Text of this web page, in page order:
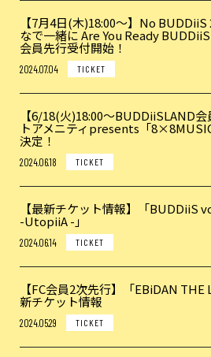
【7月4日(木)18:00〜】No
なで一緒に Are You Ready
会員先行受付開始！
2024.07.04 TICKET
【6/18(火)18:00〜BUDDiiSLAND
トアメニティpresents「
決定！
2024.06.18 TICKET
【最新チケット情報】「BUDDiiS
-UtopiiA -」
2024.06.14 TICKET
【FC会員2次先行】「EBiDAN THE
新チケット情報
2024.05.29 TICKET